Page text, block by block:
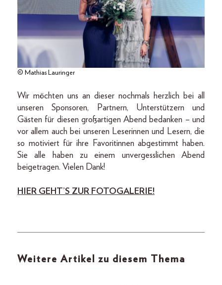
© Mathias Lauringer
Wir möchten uns an dieser nochmals herzlich bei all
unseren Sponsoren, Partnern, Unterstützern und
Gästen für diesen großartigen Abend bedanken – und
vor allem auch bei unseren Leserinnen und Lesern, die
so motiviert für ihre Favoritinnen abgestimmt haben.
Sie alle haben zu einem unvergesslichen Abend
beigetragen. Vielen Dank!
HIER GEHT’S ZUR FOTOGALERIE!
Weitere Artikel zu diesem Thema